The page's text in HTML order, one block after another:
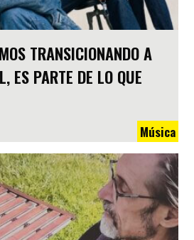
TRANSICIONANDO A
ES PARTE DE LO QUE
Música